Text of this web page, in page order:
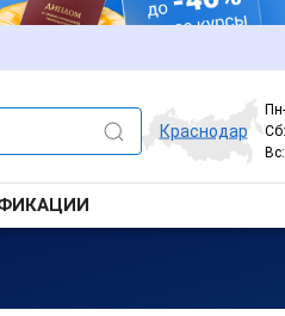
Краснодар